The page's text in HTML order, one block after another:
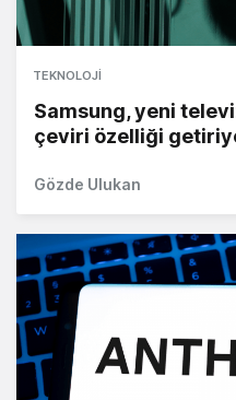
TEKNOLOJI
Samsung, yeni
çeviri özelliği
Gözde Ulukan